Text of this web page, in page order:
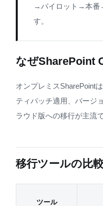
→パイロット→本番
す。
なぜSharePoint
オンプレミスSharePoint
ティパッチ適用、バージ
ラウド版への移行が主流で
移行ツールの比
ツール